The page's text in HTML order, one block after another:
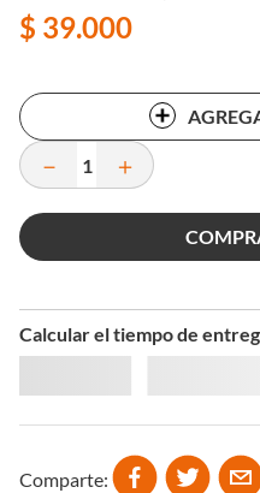
$ 39.000
＋
－
Calcular el tiempo de
Comparte